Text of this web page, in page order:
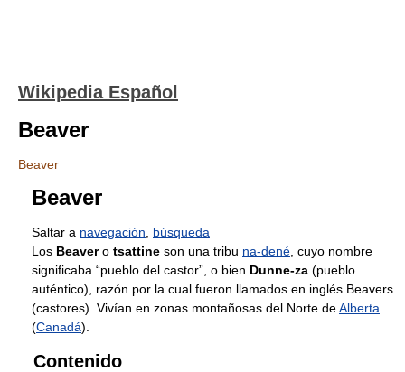
Wikipedia Español
Beaver
Beaver
Beaver
Saltar a navegación
búsqueda
Los Beavero tsattine son una tribu na-dené , cuyo nombre
significaba “pueblo del castor”, o bien Dunne-za (pueblo
auténtico), razón por la cual fueron llamados en inglés Beavers
(castores). Vivían en zonas montañosas del Norte deAlberta
(Canadá).
Contenido